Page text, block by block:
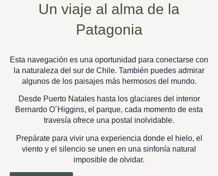
Un viaje al alma de la
Patagonia
Esta navegación es una oportunidad para conectarse con
la naturaleza del sur de Chile. También puedes admirar
algunos de los paisajes más hermosos del mundo.
Desde Puerto Natales hasta los glaciares del interior
Bernardo O´Higgins, el parque, cada momento de esta
travesía ofrece una postal inolvidable.
Prepárate para vivir una experiencia donde el hielo, el
viento y el silencio se unen en una sinfonía natural
imposible de olvidar.